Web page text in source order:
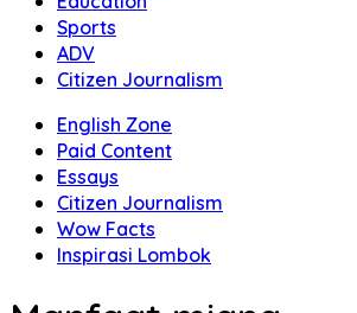
Sports
ADV
Citizen Journalism
English Zone
Paid Content
Essays
Citizen Journalism
Wow Facts
Inspirasi Lombok